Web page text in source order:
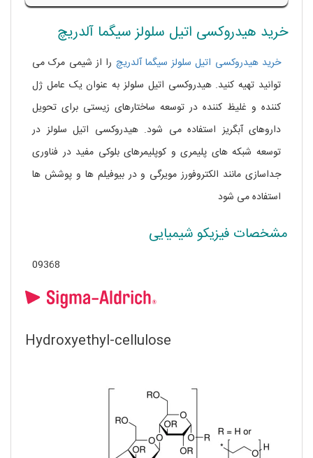
خرید هیدروکسی اتیل سلولز سیگما آلدریچ
خرید هیدروکسی اتیل سلولز سیگما آلدریچ را از شیمی مرک می
توانید تهیه کنید. هیدروکسی اتیل سلولز به عنوان یک عامل ژل
کننده و غلیظ کننده در توسعه ساختارهای زیستی برای تحویل
داروهای آبگریز استفاده می شود. هیدروکسی اتیل سلولز در
توسعه شبکه های پلیمری و کوپلیمرهای بلوکی مفید در فناوری
جداسازی مانند الکتروفورز مویرگی و در بیوفیلم ها و پوشش ها
استفاده می شود
مشخصات فیزیکو شیمیایی
09368
Hydroxyethyl-cellulose